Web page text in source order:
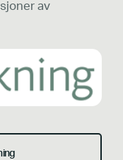
av